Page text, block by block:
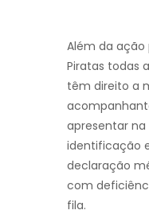
Além da ação
Piratas todas
têm direito a
apresentar na
identificação
declaração
com
fila.